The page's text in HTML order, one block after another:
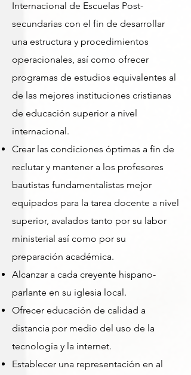
Internacional de Escuelas Post-
secundarias con el fin de desarrollar
una estructura y procedimientos
operacionales, así como ofrecer
programas de estudios equivalentes al
de las mejores instituciones cristianas
de educación superior a nivel
internacional.
Crear las condiciones óptimas a fin de
reclutar y mantener a los profesores
bautistas fundamentalistas mejor
equipados para la tarea docente a nivel
superior, avalados tanto por su labor
ministerial así como por su
preparación académica.
Alcanzar a cada creyente hispano-
parlante en su iglesia local.
Ofrecer educación de calidad a
distancia por medio del uso de la
tecnología y la internet.
Establecer una representación en al